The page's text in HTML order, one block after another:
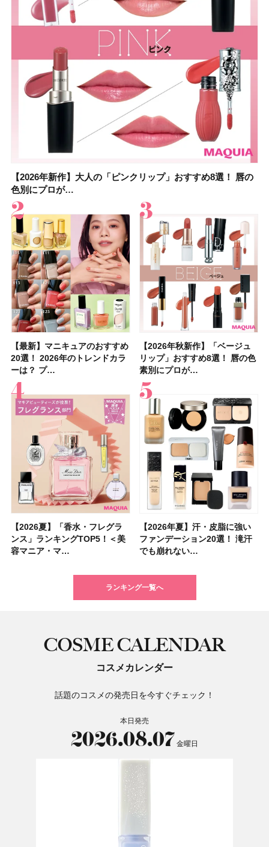
【2026年新作】大人の「ピンクリップ」おすすめ8選！ 唇の
色別にプロが…
【最新】マニキュアのおすすめ
20選！ 2026年のトレンドカラ
ーは？ プ…
【2026年秋新作】「ベージュ
リップ」おすすめ8選！ 唇の色
素別にプロが…
【2026夏】「香水・フレグラ
ンス」ランキングTOP5！＜美
容マニア・マ…
【2026年夏】汗・皮脂に強い
ファンデーション20選！ 滝汗
でも崩れない…
【上田竜也さんのマイベストコスメ５選】大人になって開眼
したからこそ愛が深…
【2026年夏】汗に強い日焼け
止めのおすすめ13選！ 汗で塗
膜が強化され…
【石井美保さん】おすすめの
「ブライトニング」11選！ ス
キンケアからサプ…
【クリスマスコフレ2026】ク
リニークのホリデーコフレを一
挙紹介！ 人気…
【コスメデコルテ】ブランド最
高峰ラインから新作エイジング
ケアクリーム「A…
【2026年新作】大人の「ピンクリップ」おすすめ8選！ 唇の
色別にプロが…
【最新】マニキュアのおすすめ
20選！ 2026年のトレンドカラ
ーは？ プ…
【2026年秋新作】「ベージュ
リップ」おすすめ8選！ 唇の色
素別にプロが…
【2026年夏】汗・皮脂に強い
ファンデーション20選！ 滝汗
でも崩れない…
【崩れないフェイスパウダーの
塗り方】ブラシ？パフ？ 肌質
別メイクHOW …
【2026夏】「香水・フレグランス」ランキングTOP5！＜美
容マニア・マ…
【デパコスのネイルオイル10
選】プレゼントにおすすめ！ケ
ア効果、ビジュ、…
【2026年】ボディ用日焼け止
めUVのおすすめ20選！ この夏
注目の人気…
【2026夏】「リップケア」ラ
ンキングTOP5！＜美容マニア
集団・マキア…
【クリスマスコフレ2026】
BAUM（バウム）が誘う静寂の
香りの世界へ。…
【2026夏】「歯磨き粉・オーラルケア」ランキングTOP5！
＜美容マニア…
【石井美保さんのおすすめお菓
子＆お茶10選】手土産にもぴっ
たり
【板野友美さんの美活】「最
近、下の歯の矯正を再開したん
です」オーラルケア…
【2026夏】「インナーケア・
サプリ」ランキングTOP5！＜
美容マニア集…
【おすすめダイエットサプリ８
選】食べすぎた日をサポート！
選び方＆糖質・脂…
【2026年夏】40代におすすめの髪型30選！ 若く見える・手
入れが楽な…
【2026年夏】おすすめの髪型
36選！ショート・ボブ・ミディ
アム・ロング…
【2026年夏】小顔に見えるボ
ブの髪型37選！ レイヤー・切
りっぱなしな…
【最新】髪のうねり・広がり・
くせ毛におすすめのシャンプー
17選
【2026年】最新トレンド「ボ
ブ」13種類を徹底解説！ 定番
＆人気の髪型…
【鈴木えみさんの愛用品30選】コスメ・スキンケア・ヘアケ
アetc.お気に…
【読者プレゼント】羽の見えな
いハンディファン
「baramood」を3名様…
【2026年8月の一粒万倍日】お
すすめの開運コスメ＆美容アイ
テム10選！
【フォロー＆いいねで当たる】
中国割烹旅館 掬水亭の宿泊券
を1組2名様にプ…
【無印良品】スキンケア×衣料
素材の最強タッグで実現！ 着
るだけで保湿でき…
【キャンメイク】売切続出！先行発売中の「クリアヴェール
セッティングパウダ…
【セザンヌ】8/7新色追加！
「ウォータリーティントリップ
」10モモピュ…
【限定】&be「リップカラーデ
ュオ 01 ピンクベージュ」レビ
ュー｜落ち…
【全色レビュー】ケイト メロ
ウブラウンアイズ限定色追加！
イエベ・ブルベ別…
【スック2026新作】秋コレク
ションを全品スウォッチ&イエ
ベブルベ分け！
ランキング一覧へ
COSME CALENDAR
コスメカレンダー
話題のコスメの発売日を今すぐチェック！
本日発売
2026.08.07 金曜日